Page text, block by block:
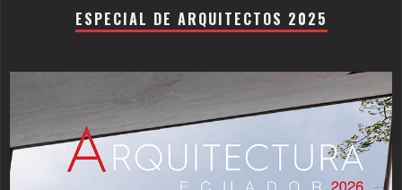
ESPECIAL DE ARQUITECTOS 2025